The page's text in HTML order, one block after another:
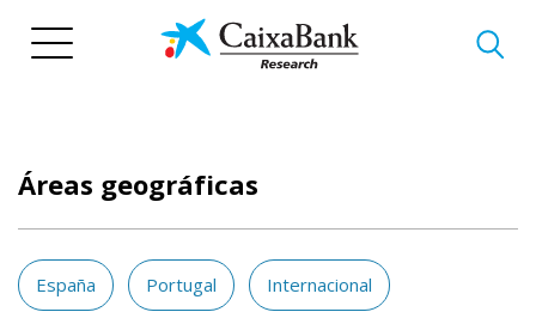
Áreas geográficas
España Portugal Internacional